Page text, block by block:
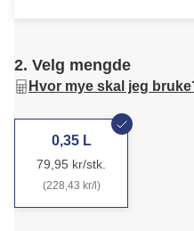
2. Velg mengde
Hvor mye skal jeg
0,35 L
79,95 kr/stk.
(228,43 kr/l)